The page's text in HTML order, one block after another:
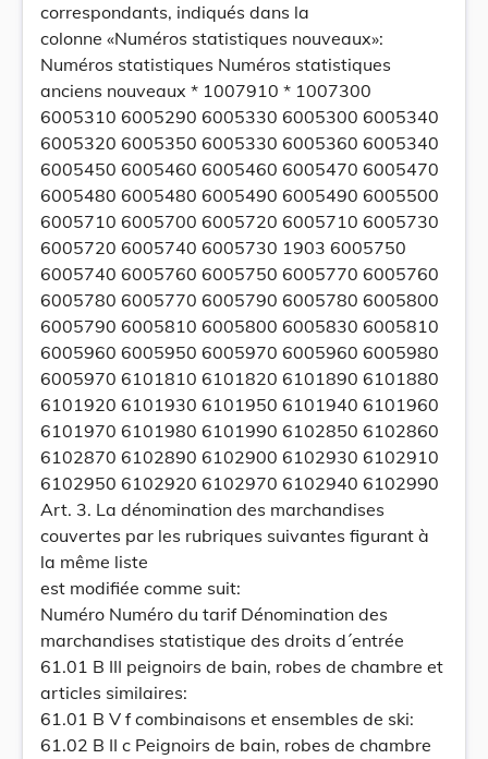
correspondants, indiqués dans la
colonne «Numéros statistiques nouveaux»:
Numéros statistiques Numéros statistiques
anciens nouveaux * 1007910 * 1007300
6005310 6005290 6005330 6005300 6005340
6005320 6005350 6005330 6005360 6005340
6005450 6005460 6005460 6005470 6005470
6005480 6005480 6005490 6005490 6005500
6005710 6005700 6005720 6005710 6005730
6005720 6005740 6005730 1903 6005750
6005740 6005760 6005750 6005770 6005760
6005780 6005770 6005790 6005780 6005800
6005790 6005810 6005800 6005830 6005810
6005960 6005950 6005970 6005960 6005980
6005970 6101810 6101820 6101890 6101880
6101920 6101930 6101950 6101940 6101960
6101970 6101980 6101990 6102850 6102860
6102870 6102890 6102900 6102930 6102910
6102950 6102920 6102970 6102940 6102990
Art. 3. La dénomination des marchandises
couvertes par les rubriques suivantes figurant à
la même liste
est modifiée comme suit:
Numéro Numéro du tarif Dénomination des
marchandises statistique des droits d´entrée
61.01 B III peignoirs de bain, robes de chambre et
articles similaires:
61.01 B V f combinaisons et ensembles de ski:
61.02 B II c Peignoirs de bain, robes de chambre